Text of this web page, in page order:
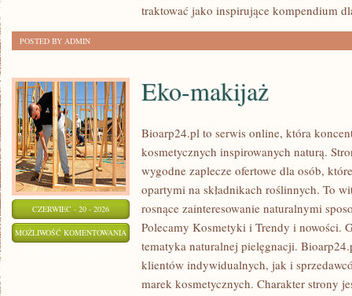
traktować jako inspirujące kompendium
POSTED BY ADMIN
CZERWIEC - 20 - 2026
MOŻLIWOŚĆ KOMENTOWANIA EKO-
MAKIJAŻ
Eko-makijaż
Bioarp24.pl to serwis online, która
kosmetycznych inspirowanych naturą.
wygodne zaplecze ofertowe dla osób,
opartymi na składnikach roślinnych. To
rosnące zainteresowanie naturalnymi
Polecamy Kosmetyki i Trendy i nowości.
tematyka naturalnej pielęgnacji.
klientów indywidualnych, jak i
marek kosmetycznych. Charakter strony